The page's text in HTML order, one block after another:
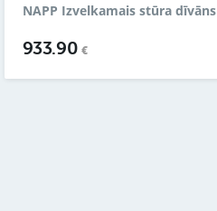
NAPP Izvelkamais stūra dīvāns
933.90 €